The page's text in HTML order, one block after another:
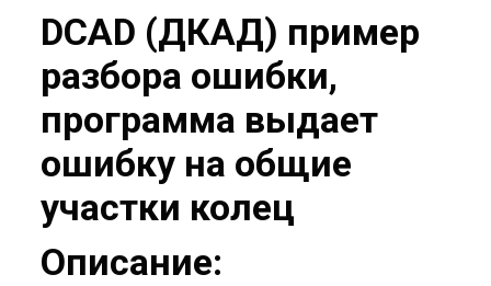
DCAD (ДКАД) пример
разбора ошибки,
программа выдает
ошибку на общие
участки колец
Описание: